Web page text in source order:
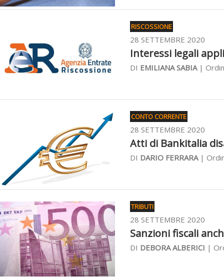
RISCOSSIONE
28 SETTEMBRE 2020
Interessi legali
DI EMILIANA SABIA|
CONTO CORRENTE
28 SETTEMBRE 2020
Atti di Bankitalia
DI DARIO FERRARA|
TRIBUTI
28 SETTEMBRE 2020
Sanzioni fiscali
DI DEBORA ALBERICI |